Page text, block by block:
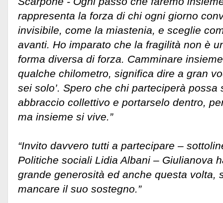
rappresenta la forza di chi ogni giorno
invisibile, come la miastenia, e sceglie
avanti. Ho imparato che la fragilità non è
forma diversa di forza. Camminare
qualche chilometro, significa dire a gran
sei solo’. Spero che chi parteciperà possa
abbraccio collettivo e portarselo dentro,
ma insieme si vive.”
“Invito davvero tutti a partecipare –
Politiche sociali Lidia Albani – Giulianova
grande generosità ed anche questa volta,
mancare il suo sostegno.”